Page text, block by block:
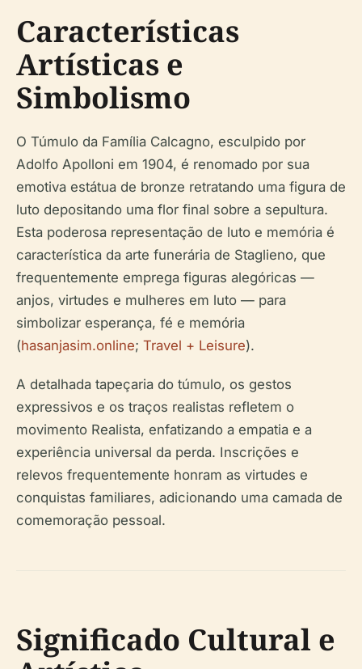
Características
Artísticas e
Simbolismo
O Túmulo da Família Calcagno, esculpido por
Adolfo Apolloni em 1904, é renomado por sua
emotiva estátua de bronze retratando uma figura de
luto depositando uma flor final sobre a sepultura.
Esta poderosa representação de luto e memória é
característica da arte funerária de Staglieno, que
frequentemente emprega figuras alegóricas —
anjos, virtudes e mulheres em luto — para
simbolizar esperança, fé e memória
(hasanjasim.online; Travel + Leisure).
A detalhada tapeçaria do túmulo, os gestos
expressivos e os traços realistas refletem o
movimento Realista, enfatizando a empatia e a
experiência universal da perda. Inscrições e
relevos frequentemente honram as virtudes e
conquistas familiares, adicionando uma camada de
comemoração pessoal.
Significado Cultural e